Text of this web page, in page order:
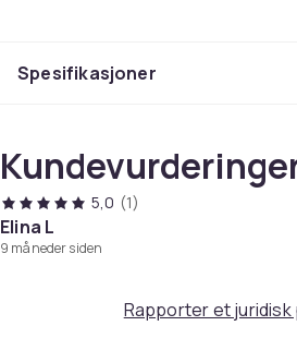
elegante roser for et look, der er
Ingen bekymringer om at finde
Denne ring er justerbar, hvilket
Spesifikasjoner
5,0 (1)
Elina L
9 måneder siden
Rapporter et juridisk